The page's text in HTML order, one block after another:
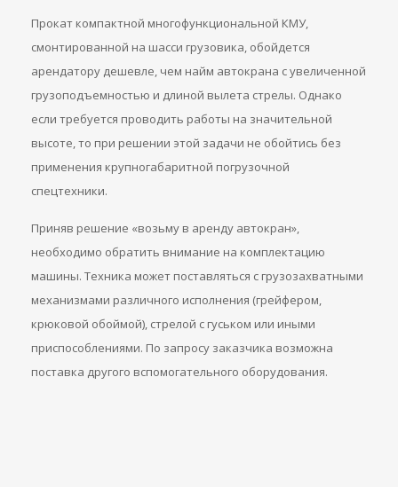
Прокат компактной многофункциональной КМУ,
смонтированной на шасси грузовика, обойдется
арендатору дешевле, чем найм автокрана с увеличенной
грузоподъемностью и длиной вылета стрелы. Однако
если требуется проводить работы на значительной
высоте, то при решении этой задачи не обойтись без
применения крупногабаритной погрузочной
спецтехники.
Приняв решение «возьму в аренду автокран»,
необходимо обратить внимание на комплектацию
машины. Техника может поставляться с грузозахватными
механизмами различного исполнения (грейфером,
крюковой обоймой), стрелой с гуськом или иными
приспособлениями. По запросу заказчика возможна
поставка другого вспомогательного оборудования.